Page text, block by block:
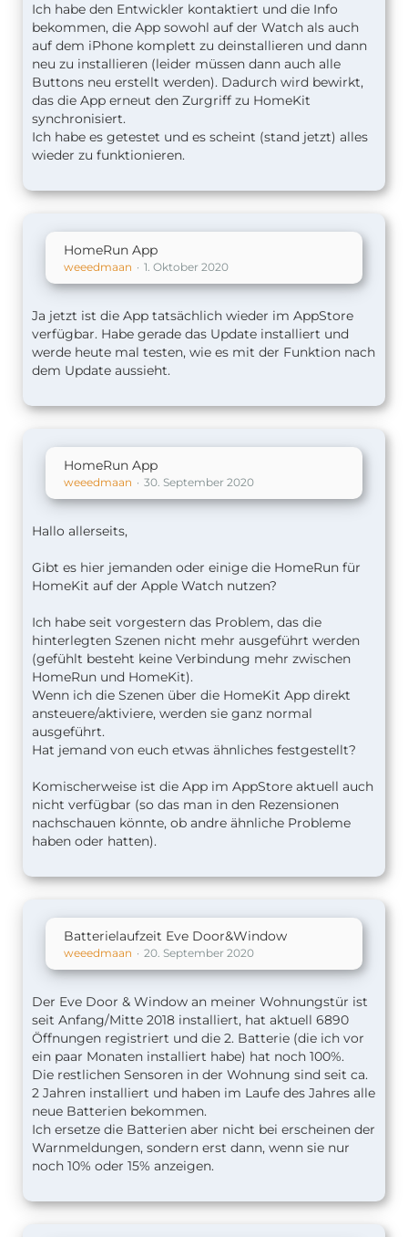
Ich habe den Entwickler kontaktiert und die Info
bekommen, die App sowohl auf der Watch als auch
auf dem iPhone komplett zu deinstallieren und dann
neu zu installieren (leider müssen dann auch alle
Buttons neu erstellt werden). Dadurch wird bewirkt,
das die App erneut den Zurgriff zu HomeKit
synchronisiert.
Ich habe es getestet und es scheint (stand jetzt) alles
wieder zu funktionieren.
HomeRun App
weeedmaan 1. Oktober 2020
Ja jetzt ist die App tatsächlich wieder im AppStore
verfügbar. Habe gerade das Update installiert und
werde heute mal testen, wie es mit der Funktion nach
dem Update aussieht.
HomeRun App
weeedmaan 30. September 2020
Hallo allerseits,
Gibt es hier jemanden oder einige die HomeRun für
HomeKit auf der Apple Watch nutzen?
Ich habe seit vorgestern das Problem, das die
hinterlegten Szenen nicht mehr ausgeführt werden
(gefühlt besteht keine Verbindung mehr zwischen
HomeRun und HomeKit).
Wenn ich die Szenen über die HomeKit App direkt
ansteuere/aktiviere, werden sie ganz normal
ausgeführt.
Hat jemand von euch etwas ähnliches festgestellt?
Komischerweise ist die App im AppStore aktuell auch
nicht verfügbar (so das man in den Rezensionen
nachschauen könnte, ob andre ähnliche Probleme
haben oder hatten).
Batterielaufzeit Eve Door&Window
weeedmaan 20. September 2020
Der Eve Door & Window an meiner Wohnungstür ist
seit Anfang/Mitte 2018 installiert, hat aktuell 6890
Öffnungen registriert und die 2. Batterie (die ich vor
ein paar Monaten installiert habe) hat noch 100%.
Die restlichen Sensoren in der Wohnung sind seit ca.
2 Jahren installiert und haben im Laufe des Jahres alle
neue Batterien bekommen.
Ich ersetze die Batterien aber nicht bei erscheinen der
Warnmeldungen, sondern erst dann, wenn sie nur
noch 10% oder 15% anzeigen.